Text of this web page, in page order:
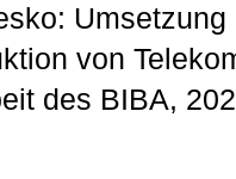
von
des BIBA,